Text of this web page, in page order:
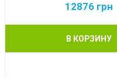
12876 грн
В КОРЗИНУ